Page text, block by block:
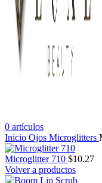
0 artículos
Inicio Ojos Microglitters
Microglitter 710 $10.27
Volver a productos